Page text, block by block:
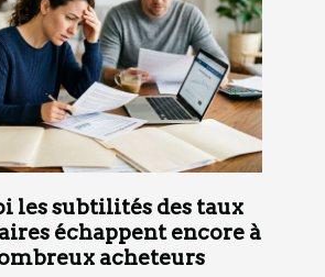
les subtilités des taux
échappent encore à
acheteurs